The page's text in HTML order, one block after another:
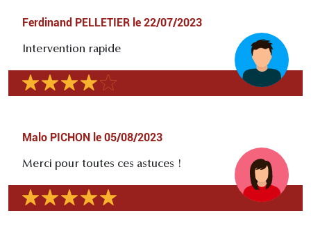
Ferdinand PELLETIER le 22/07/2023
Intervention rapide
Malo PICHON le 05/08/2023
Merci pour toutes ces astuces !